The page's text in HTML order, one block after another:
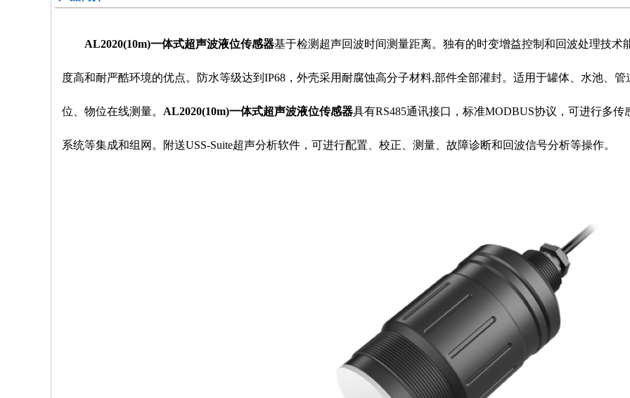
AL2020(10m)一体式超声波液位传感器基于检测超声回波时间测量距离。独有的时变增益控制和回波处理技
度高和耐严酷环境的优点。防水等级达到IP68，外壳采用耐腐蚀高分子材料,部件全部灌封。适用于罐体、水池、
位、物位在线测量。 AL2020(10m)一体式超声波液位传感器具有RS485通讯接口，标准MODBUS协议，可进行多
系统等集成和组网。附送USS-Suite超声分析软件，可进行配置、校正、测量、故障诊断和回波信号分析等操作。